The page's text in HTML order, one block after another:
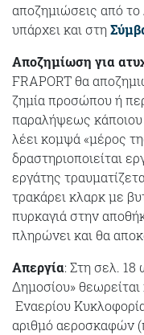
αποζημιώσεις από το
υπάρχει και στη
Αποζημίωση για
FRAPORT θα
ζημία προσώπου ή
παραλήψεως
λέει κομψά «μέρος
δραστηριοποιείται
εργάτης
τρακάρει κλαρκ με
πυρκαγιά στην
πληρώνει και θα
Απεργία: Στη σελ. 18
Δημοσίου»
Εναερίου
αριθμό αεροσκαφών